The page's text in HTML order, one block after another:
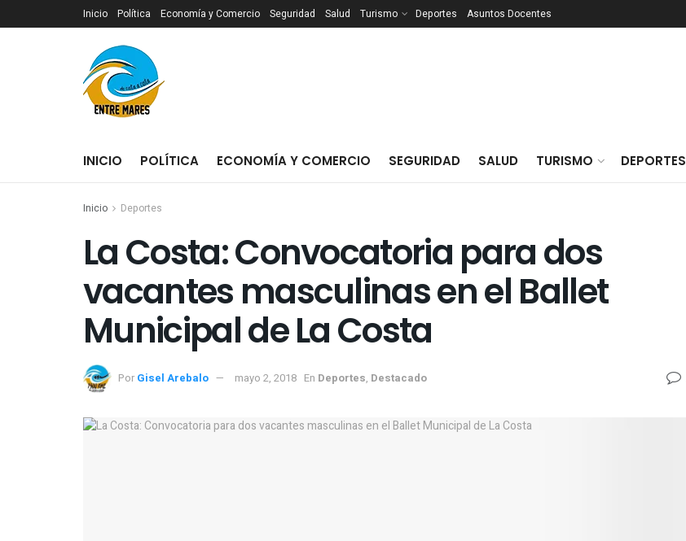
Inicio Política Economía y Comercio Seguridad Salud Turismo Deportes Asuntos Docentes
INICIO POLÍTICA ECONOMÍA Y COMERCIO SEGURIDAD SALUD TURISMO DEPORTES
Inicio Deportes
La Costa: Convocatoria para dos
vacantes masculinas en el Ballet
Municipal de La Costa
Por Gisel Arebalo mayo 2, 2018 En Deportes, Destacado